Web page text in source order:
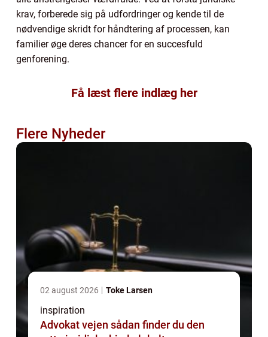
krav, forberede sig på udfordringer og kende til de
nødvendige skridt for håndtering af processen, kan
familier øge deres chancer for en succesfuld
genforening.
Få læst flere indlæg her
Flere Nyheder
02 august 2026 Toke Larsen
inspiration
Advokat vejen sådan finder du den